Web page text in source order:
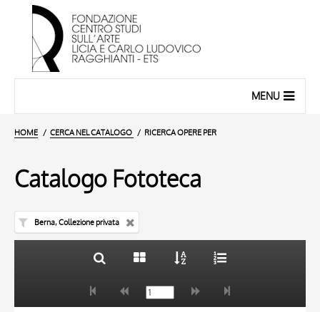
MENU
HOME CERCA NEL CATALOGO RICERCA OPERE PER
Catalogo Fototeca
Berna, Collezione privata
AUTORE
20 RISULTATI